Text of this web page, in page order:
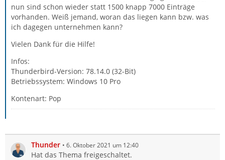
nun sind schon wieder statt 1500 knapp 7000 Einträge
vorhanden. Weiß jemand, woran das liegen kann bzw. was
ich dagegen unternehmen kann?
Vielen Dank für die Hilfe!
Infos:
Thunderbird-Version: 78.14.0 (32-Bit)
Betriebssystem: Windows 10 Pro
Kontenart: Pop
Thunder 6. Oktober 2021 um 12:40
Hat das Thema freigeschaltet.